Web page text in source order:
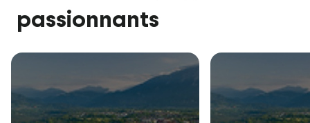
passionnants